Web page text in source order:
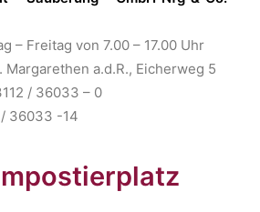
– Freitag von 7.00 – 17.00 Uhr
Margarethen a.d.R., Eicherweg 5
/ 36033 – 0
36033 -14